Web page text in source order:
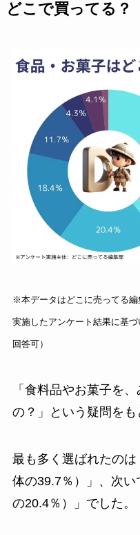
どこで買ってる？
※本データはどこに売ってる編
実施したアンケート結果に基
回答可）
「食料品やお菓子を
の？」という疑問をも
最も多く選ばれたの
体の39.7％）」、次
の20.4％）」でした。